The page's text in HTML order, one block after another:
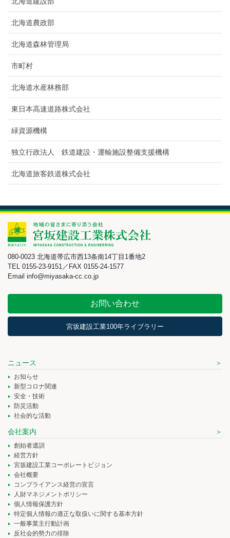
北海道農政部
北海道森林管理局
市町村
北海道水産林務部
東日本高速道路株式会社
緑資源機構
独立行政法人 鉄道建設・運輸施設整備支援機構
北海道旅客鉄道株式会社
080-0023 北海道帯広市西13条南14丁目1番地2
TEL 0155-23-9151／FAX 0155-24-1577
Email info@miyasaka-cc.co.jp
お問い合わせ
宮坂建設工業100年ライブラリー
ニュース
お知らせ
新型コロナ関連
安全・技術
防災活動
社会的な活動
会社案内
創始者遺訓
経営方針
宮坂建設工業コーポレートビジョン
会社概要
コンプライアンス経営の宣言
人財マネジメントポリシー
個人情報保護方針
特定個人情報の適正な取扱いに関する基本方針
一般事業主行動計画
反社会的勢力の排除